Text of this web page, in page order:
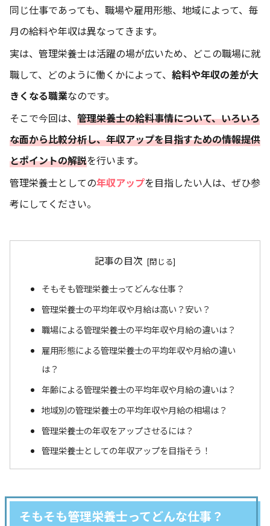
同じ仕事であっても、職場や雇用形態、地域によって、毎
月の給料や年収は異なってきます。
実は、管理栄養士は活躍の場が広いため、どこの職場に就
職して、どのように働くかによって、 給料や年収の差が大
きくなる職業なのです。
そこで今回は、 管理栄養士の給料事情について、いろいろ
な面から比較分析し、年収アップを目指すための情報提供
とポイントの解説を行います。
管理栄養士としての年収アップを目指したい人は、ぜひ参
考にしてください。
記事の目次
そもそも管理栄養士ってどんな仕事？
管理栄養士の平均年収や月給は高い？安い？
職場による管理栄養士の平均年収や月給の違いは？
雇用形態による管理栄養士の平均年収や月給の違い
は？
年齢による管理栄養士の平均年収や月給の違いは？
地域別の管理栄養士の平均年収や月給の相場は？
管理栄養士の年収をアップさせるには？
管理栄養士としての年収アップを目指そう！
そもそも管理栄養士ってどんな仕事？